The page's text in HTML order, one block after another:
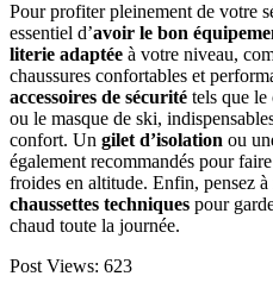
Pour profiter pleinement de votre
essentiel d’avoir le bon
literie adaptée à votre niveau,
chaussures confortables et
accessoires de sécurité tels que le
ou le masque de ski,
confort. Un gilet d’isolation ou
également recommandés pour
froides en altitude. Enfin, pensez à
chaussettes techniques pour
chaud toute la journée.
Post Views: 623